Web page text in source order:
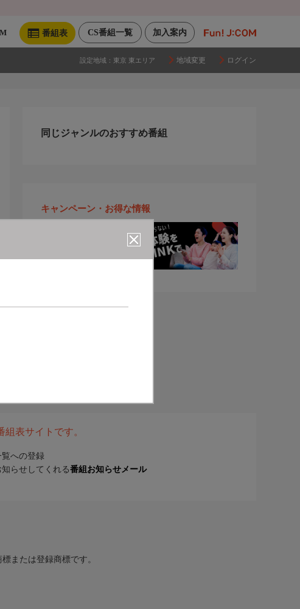
加入案内
CS番組一覧
番組表
設定地域： 東京 東エリア 地域変更 ログイン
同じジャンルのおすすめ番組
キャンペーン・お得な情報
表サイトです。
覧への登録
らせしてくれる番組お知らせメール
または登録商標です。